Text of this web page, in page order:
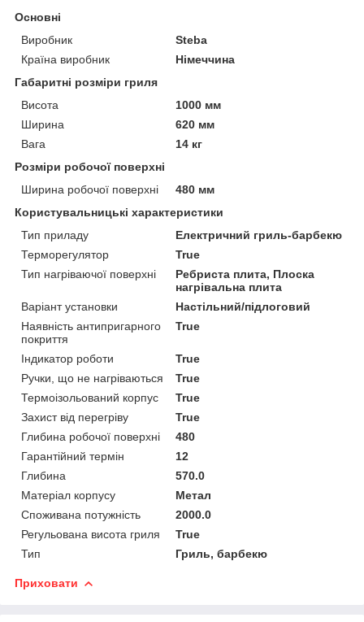
Основні
Виробник
Steba
Країна виробник
Німеччина
Габаритні розміри гриля
Висота
1000 мм
Ширина
620 мм
Вага
14 кг
Розміри робочої поверхні
Ширина робочої поверхні
480 мм
Користувальницькі характеристики
Тип приладу
Електричний гриль-барбекю
Терморегулятор
True
Тип нагріваючої поверхні
Ребриста плита, Плоска
нагрівальна плита
Варіант установки
Настільний/підлоговий
Наявність антипригарного
покриття
True
Індикатор роботи
True
Ручки, що не нагріваються
True
Термоізольований корпус
True
Захист від перегріву
True
Глибина робочої поверхні
480
Гарантійний термін
12
Глибина
570.0
Матеріал корпусу
Метал
Споживана потужність
2000.0
Регульована висота гриля
True
Тип
Гриль, барбекю
Приховати